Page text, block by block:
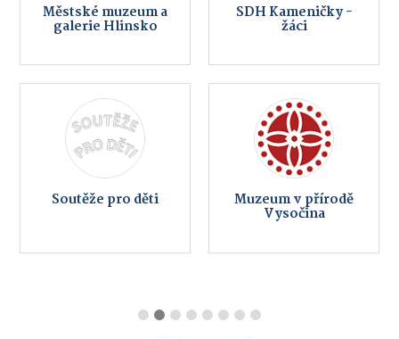
Městské muzeum a
galerie Hlinsko
SDH Kameničky -
žáci
Soutěže pro děti Muzeum v přírodě
Vysočina